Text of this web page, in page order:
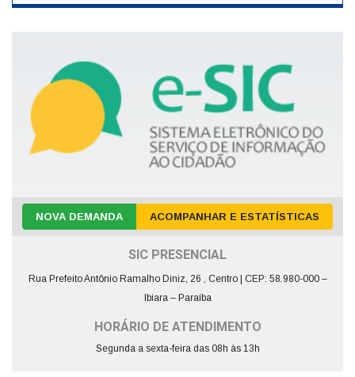
NOVA DEMANDA ACOMPANHAR E ESTATÍSTICAS
SIC PRESENCIAL
Rua Prefeito Antônio Ramalho Diniz, 26 , Centro | CEP: 58.980-000 –
Ibiara – Paraíba
HORÁRIO DE ATENDIMENTO
Segunda a sexta-feira das 08h às 13h